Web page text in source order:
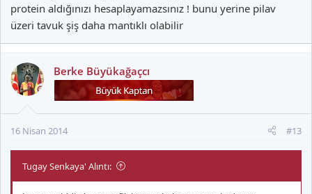
protein aldığınızı hesaplayamazsınız ! bunu yerine pilav
üzeri tavuk şiş daha mantıklı olabilir
Berke Büyükağaçcı
16 Nisan 2014 #13
Tugay Senkaya' Alıntı: